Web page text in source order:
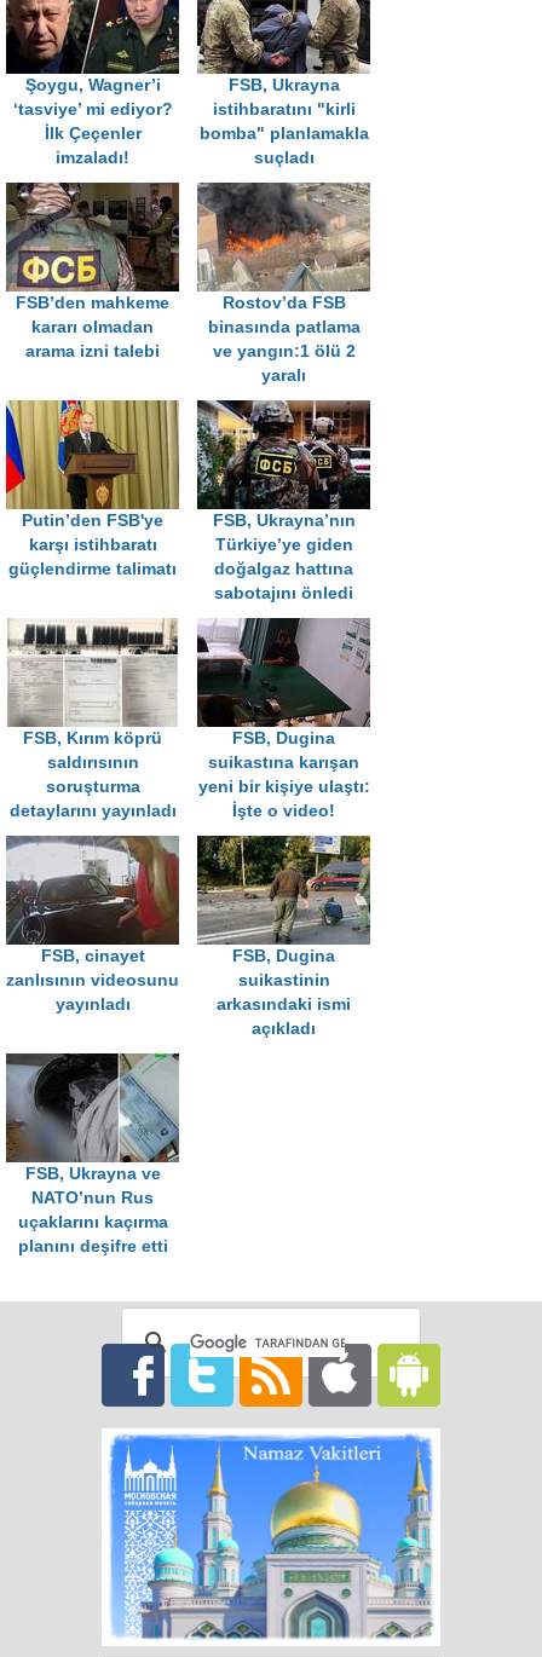
Şoygu, Wagner’i
‘tasviye’ mi ediyor?
İlk Çeçenler
imzaladı!
FSB, Ukrayna
istihbaratını "kirli
bomba" planlamakla
suçladı
FSB’den mahkeme
kararı olmadan
arama izni talebi
Rostov’da FSB
binasında patlama
ve yangın:1 ölü 2
yaralı
Putin’den FSB'ye
karşı istihbaratı
güçlendirme talimatı
FSB, Ukrayna’nın
Türkiye’ye giden
doğalgaz hattına
sabotajını önledi
FSB, Kırım köprü
saldırısının
soruşturma
detaylarını yayınladı
FSB, Dugina
suikastına karışan
yeni bir kişiye ulaştı:
İşte o video!
FSB, cinayet
zanlısının videosunu
yayınladı
FSB, Dugina
suikastinin
arkasındaki ismi
açıkladı
FSB, Ukrayna ve
NATO’nun Rus
uçaklarını kaçırma
planını deşifre etti